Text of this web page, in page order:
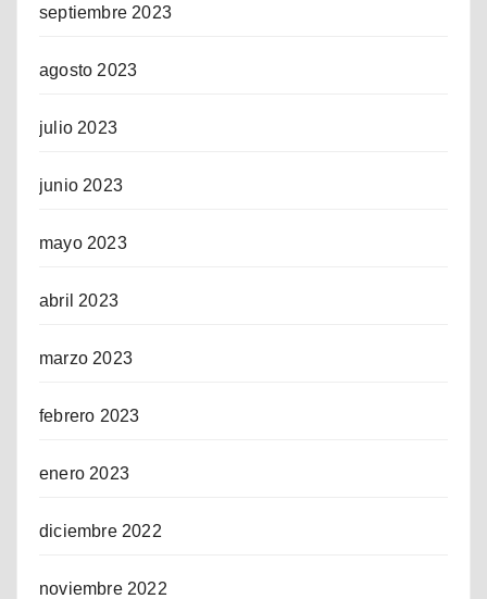
septiembre 2023
agosto 2023
julio 2023
junio 2023
mayo 2023
abril 2023
marzo 2023
febrero 2023
enero 2023
diciembre 2022
noviembre 2022